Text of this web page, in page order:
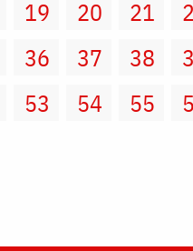
19 20 21
36 37 38
53 54 55